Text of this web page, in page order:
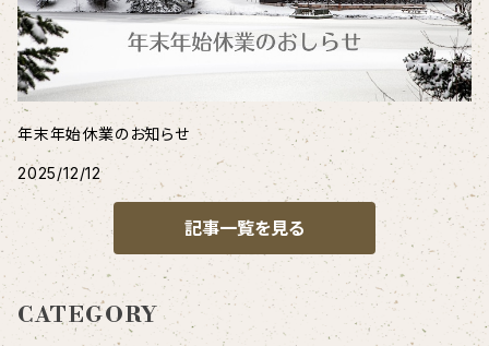
年末年始休業のお知らせ
2025/12/12
記事一覧を見る
CATEGORY